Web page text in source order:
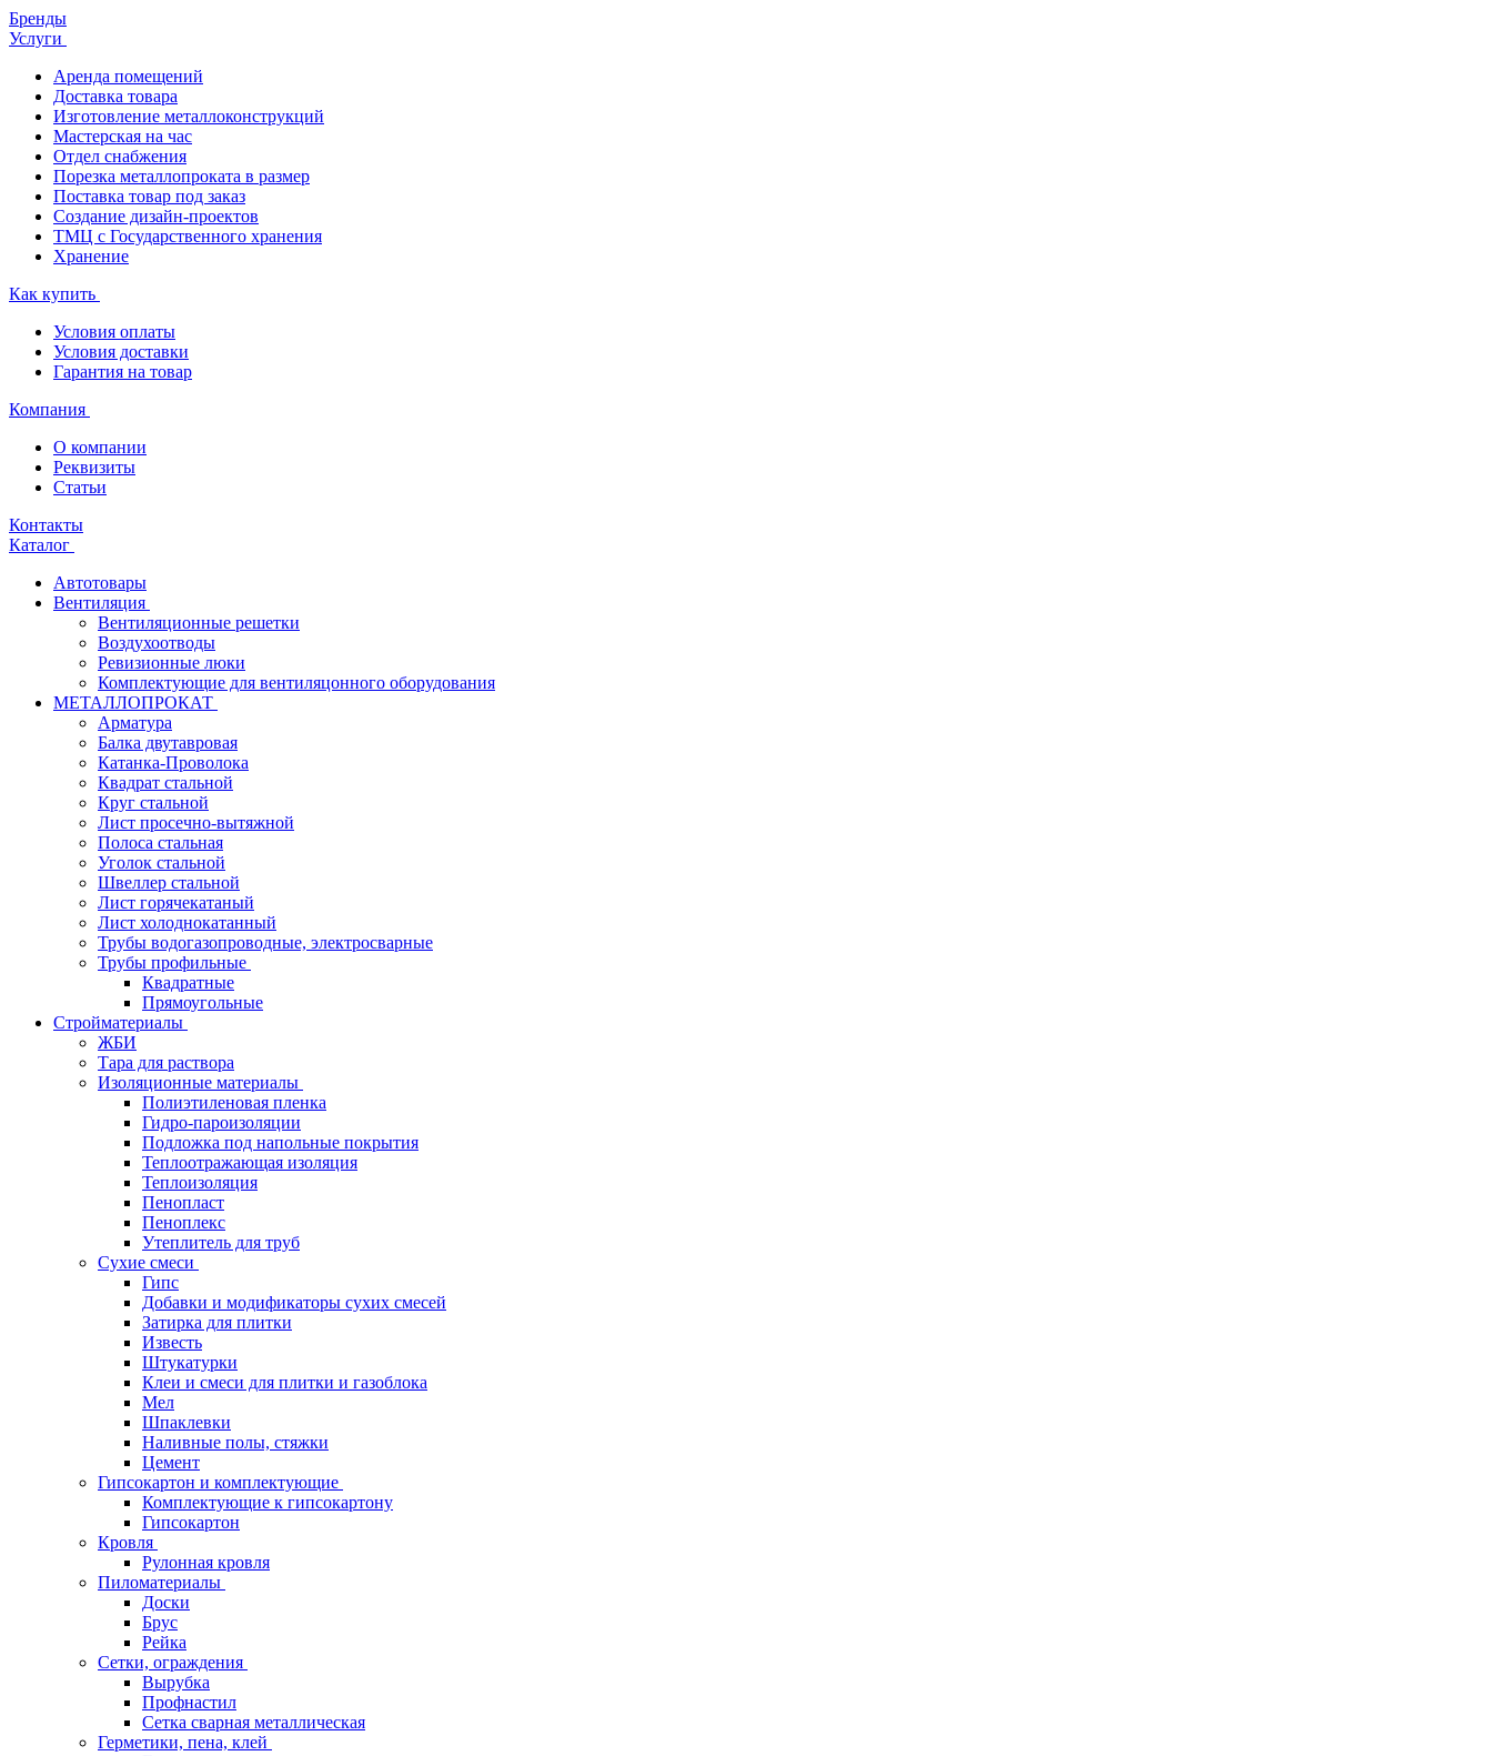
Бренды
Услуги
Аренда помещений
Доставка товара
Изготовление металлоконструкций
Мастерская на час
Отдел снабжения
Порезка металлопроката в размер
Поставка товар под заказ
Создание дизайн-проектов
ТМЦ с Государственного хранения
Хранение
Как купить
Условия оплаты
Условия доставки
Гарантия на товар
Компания
О компании
Реквизиты
Статьи
Контакты
Каталог
Автотовары
Вентиляция
Вентиляционные решетки
Воздухоотводы
Ревизионные люки
Комплектующие для вентиляцонного оборудования
МЕТАЛЛОПРОКАТ
Арматура
Балка двутавровая
Катанка-Проволока
Квадрат стальной
Круг стальной
Лист просечно-вытяжной
Полоса стальная
Уголок стальной
Швеллер стальной
Лист горячекатаный
Лист холоднокатанный
Трубы водогазопроводные, электросварные
Трубы профильные
Квадратные
Прямоугольные
Стройматериалы
ЖБИ
Тара для раствора
Изоляционные материалы
Полиэтиленовая пленка
Гидро-пароизоляции
Подложка под напольные покрытия
Теплоотражающая изоляция
Теплоизоляция
Пенопласт
Пеноплекс
Утеплитель для труб
Сухие смеси
Гипс
Добавки и модификаторы сухих смесей
Затирка для плитки
Известь
Штукатурки
Клеи и смеси для плитки и газоблока
Мел
Шпаклевки
Наливные полы, стяжки
Цемент
Гипсокартон и комплектующие
Комплектующие к гипсокартону
Гипсокартон
Кровля
Рулонная кровля
Пиломатериалы
Доски
Брус
Рейка
Сетки, ограждения
Вырубка
Профнастил
Сетка сварная металлическая
Герметики, пена, клей